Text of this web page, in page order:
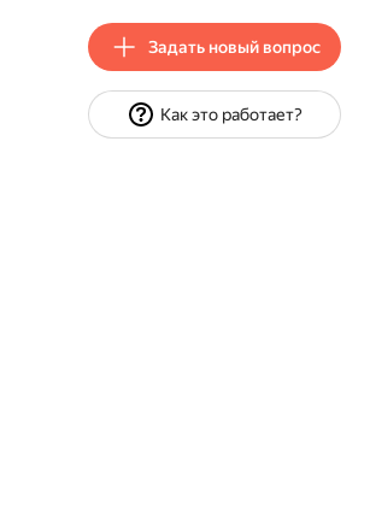
Задать новый вопрос
Как это работает?